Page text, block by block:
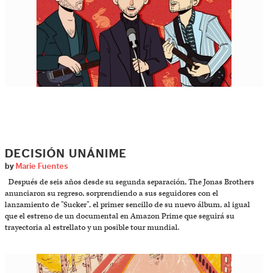
DECISIÓN UNÁNIME
by Marie Fuentes
Después de seis años desde su segunda separación, The Jonas Brothers
anunciaron su regreso, sorprendiendo a sus seguidores con el
lanzamiento de "Sucker", el primer sencillo de su nuevo álbum, al igual
que el estreno de un documental en Amazon Prime que seguirá su
trayectoria al estrellato y un posible tour mundial.